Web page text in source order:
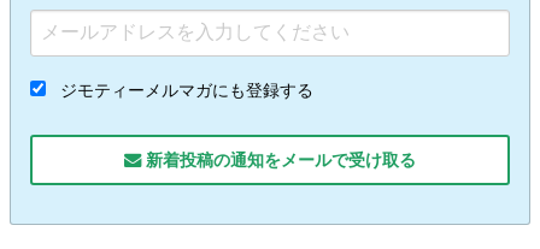
ジモティーメルマガにも登録する
新着投稿の通知をメールで受け取る